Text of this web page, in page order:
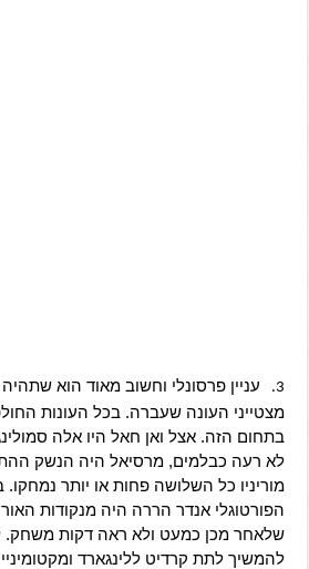
3.
עניין פרסונלי וחשוב מאוד הוא
מצטייני העונה שעברה. בכל העונות
בתחום הזה. אצל ואן חאל היו אלה
לא רעה כבלמים, מרסיאל היה הנשק
מוריניו כל השלושה פחות או יותר
הפורטוגלי אנדר הררה היה מנקודות
שלאחר מכן כמעט ולא ראה דקות משחק.
להמשיך לתת קרדיט ללינגארד